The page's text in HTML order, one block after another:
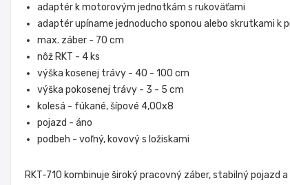
adaptér k motorovým jednotkám s rukoväťami
adaptér upíname jednoducho sponou alebo skrutkami
max. záber - 70 cm
nôž RKT - 4 ks
výška kosenej trávy - 40 - 100 cm
výška pokosenej trávy - 3 - 5 cm
kolesá - fúkané, šípové 4,00x8
pojazd - áno
podbeh - voľný, kovový s ložiskami
RKT-710 kombinuje široký pracovný záber, stabilný pojazd